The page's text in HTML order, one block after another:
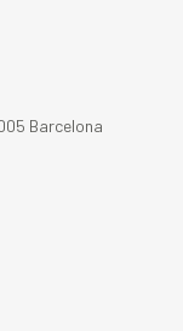
Barcelona